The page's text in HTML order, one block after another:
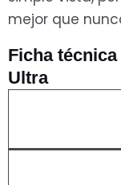
mejor que
Ficha
Ultra